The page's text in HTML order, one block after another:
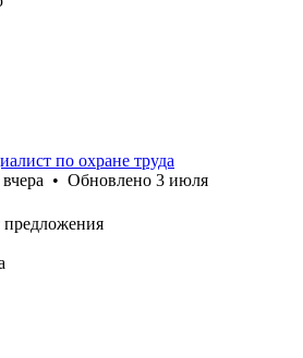
по охране труда
вчера • Обновлено 3 июля
предложения